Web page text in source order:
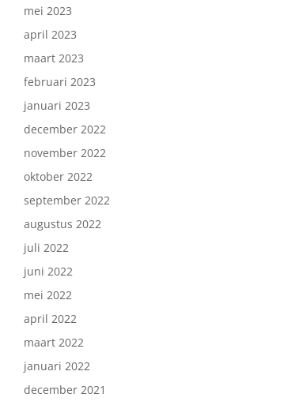
mei 2023
april 2023
maart 2023
februari 2023
januari 2023
december 2022
november 2022
oktober 2022
september 2022
augustus 2022
juli 2022
juni 2022
mei 2022
april 2022
maart 2022
januari 2022
december 2021